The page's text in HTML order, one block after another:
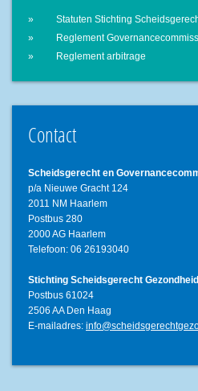
Statuten Stichting
Reglement
Reglement arbitrage
Contact
Scheidsgerecht en
p/a Nieuwe Gracht 124
2011 NM Haarlem
Postbus 280
2000 AG Haarlem
Telefoon: 06 26193040
Stichting Scheidsgerecht
Postbus 61024
2506 AA Den Haag
E-mailadres: